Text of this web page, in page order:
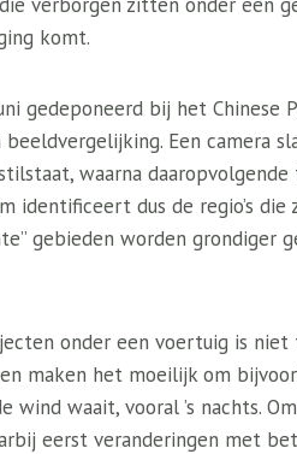
komt.
gedeponeerd bij het Chinese
beeldvergelijking. Een camera
waarna
identificeert dus de regio’s
gebieden worden
onder een voertuig is niet
maken het moeilijk om
wind waait, vooral ’s nachts.
eerst veranderingen met